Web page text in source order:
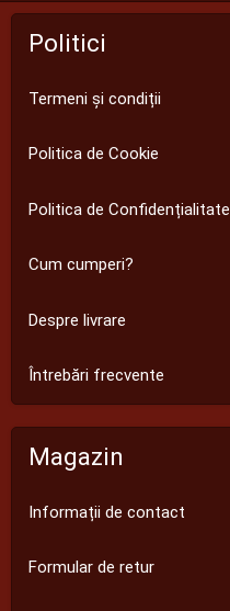
Politici
Termeni și condiții
Politica de Cookie
Politica de Confidențialitate
Cum cumperi?
Despre livrare
Întrebări frecvente
Magazin
Informații de contact
Formular de retur